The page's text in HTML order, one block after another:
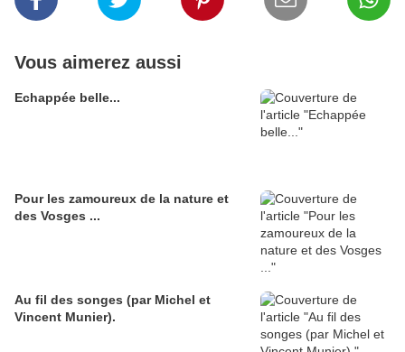
Vous aimerez aussi
Echappée belle...
Pour les zamoureux de la nature et
des Vosges ...
Au fil des songes (par Michel et
Vincent Munier).